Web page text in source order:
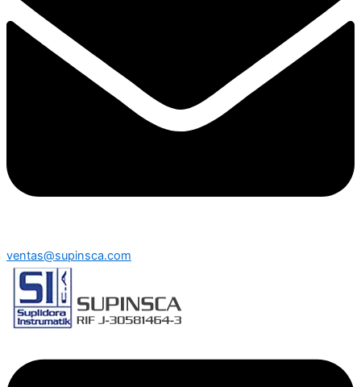
ventas@supinsca.com